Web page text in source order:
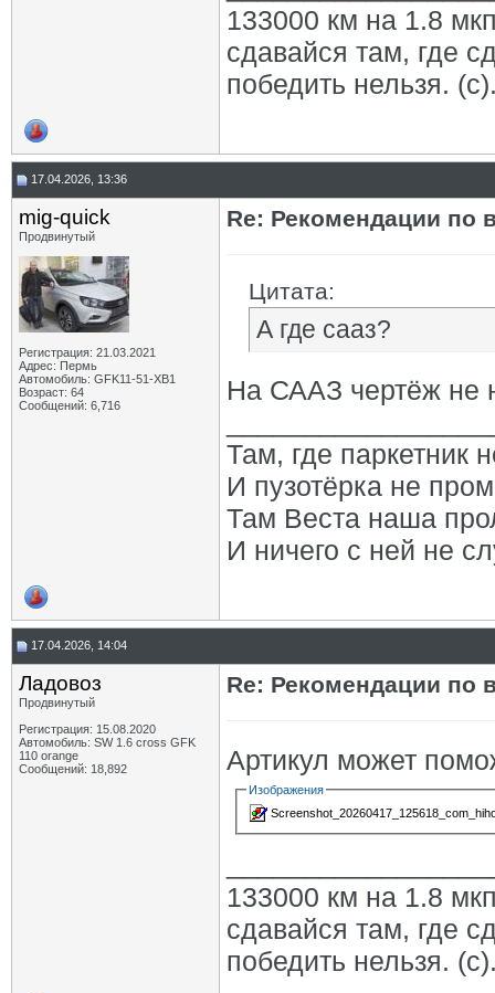
133000 км на 1.8
сдавайся там, где
победить нельзя.
17.04.2026, 13:36
mig-quick
Продвинутый
Регистрация: 21.03.2021
Адрес: Пермь
Автомобиль: GFK11-51-ХВ1
Возраст: 64
Сообщений: 6,716
Re: Рекомендации по
Цитата:
А где сааз?
На СААЗ чертёж не
Там, где паркетник
И пузотёрка не
Там Веста наша
И ничего с ней не
17.04.2026, 14:04
Ладовоз
Продвинутый
Регистрация: 15.08.2020
Автомобиль: SW 1.6 cross GFK
110 orange
Сообщений: 18,892
Re: Рекомендации по
Артикул может
Изображения
133000 км на 1.8
сдавайся там, где
победить нельзя.